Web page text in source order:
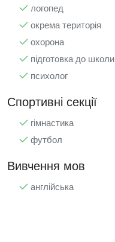
логопед
окрема територія
охорона
підготовка до школи
психолог
Спортивні секції
гімнастика
футбол
Вивчення мов
англійська